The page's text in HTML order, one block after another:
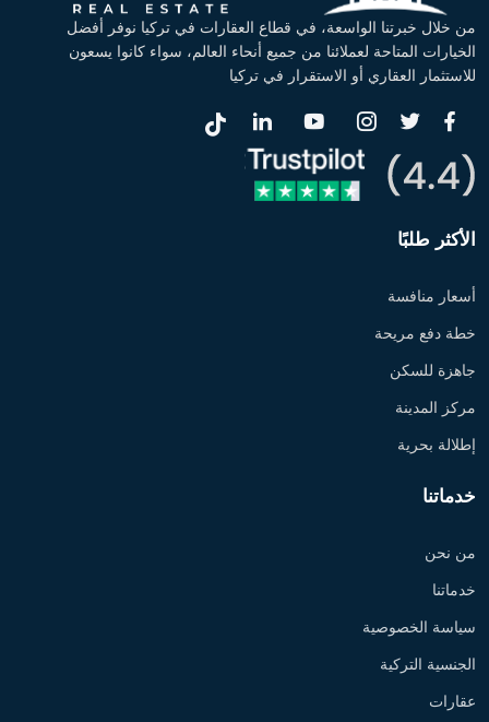
من خلال خبرتنا الواسعة، في قطاع العقارات في تركيا نوفر أفضل
الخيارات المتاحة لعملائنا من جميع أنحاء العالم، سواء كانوا يسعون
للاستثمار العقاري أو الاستقرار في تركيا
الأكثر طلبًا
أسعار منافسة
خطة دفع مريحة
جاهزة للسكن
مركز المدينة
إطلالة بحرية
خدماتنا
من نحن
خدماتنا
سياسة الخصوصية
الجنسية التركية
عقارات